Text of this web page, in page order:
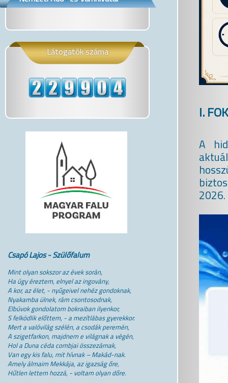
Látogatók száma
Csapó Lajos - Szülőfalum
Mint olyan sokszor az évek során,
Ha úgy éreztem, elnyel az ingovány,
A kor, az élet, - nyűgeivel nehéz gondoknak,
Nyakamba ülnek, rám csontosodnak,
Elbúvok gondolatom bokraiban ilyenkor,
S felködlik előttem, - a mezítlábas gyerekkor.
Mert a valóvilág szélén, a csodák peremén,
A szigetfarkon, majdnem e világnak a végén,
Hol a Duna céda combjai összezárnak,
Van egy kis falu, mit hívnak – Makád-nak.
Amely álmaim Mekkája, az igazság őre,
Hűtlen lettem hozzá, - voltam olyan dőre.
I.
A